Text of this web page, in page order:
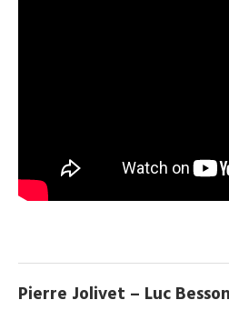
Pierre Jolivet – Luc